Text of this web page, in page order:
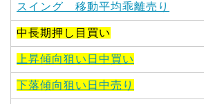
スイング 移動平均乖離売り
中長期押し目買い
上昇傾向狙い日中買い
下落傾向狙い日中売り